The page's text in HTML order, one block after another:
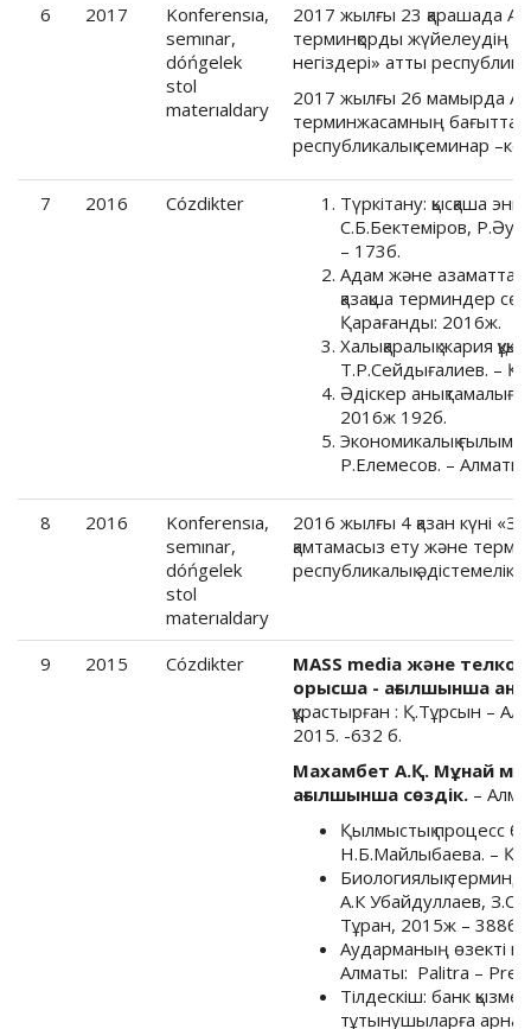
6 2017
Konferensıa,
semınar,
dóńgelek
stol
materıaldary
2017 жылғы 23 қарашада
терминқорды жүйелеудің
негіздері» атты
2017 жылғы 26 мамырда
терминжасамның
республикалық семинар
7 2016 Cózdikter
Түркітану: қысқаша
С.Б.Бектеміров,
– 173б.
Адам және
қазақша терминдер
Қарағанды: 2016ж.
Халықаралық жария
Т.Р.Сейдығалиев. –
Әдіскер
2016ж 192б.
Экономикалық
Р.Елемесов. – Алматы:
8 2016
Konferensıa,
semınar,
dóńgelek
stol
materıaldary
2016 жылғы 4 қазан күні
қамтамасыз ету және
республикалық әдістемелік
9 2015 Cózdikter
МАSS media және
орысша - ағылшынша
құрастырған : Қ.Тұрсын –
2015. -632 б.
Махамбет А.Қ. Мұнай
ағылшынша сөздік. –
Қылмыстық процесс
Н.Б.Майлыбаева. –
Биологиялық
А.К Убайдуллаев,
Тұран, 2015ж – 388б.
Аударманың өзекті
Алматы: Palitra –
Тілдескіш: банк
тұтынушыларға